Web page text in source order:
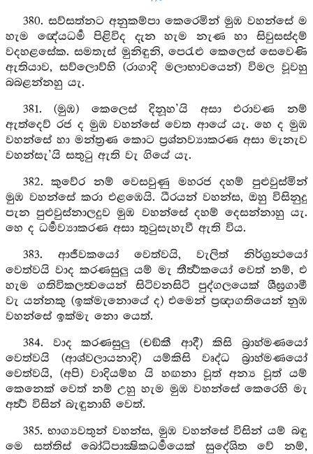
380. සව්සත්නට අනුකම්පා කෙරෙමින් මුඹ වහන්සේ ම
හැම ඥේයධර්‍ම පිළිවිද දැන හැම නැණ හා සිවුසස්දම්
වදහළසේක. සමතැස් මුනිඳුනි, පෙරැළු කෙලෙස් සෙවෙණි
ඇතියාව, සව්ලොව්හි (රාගාදි මලාභාවයෙන්) විමල වූවහු
බබළන්නහු යැ.
381. (මුඹ) කෙලෙස් දිනූහ’යි අසා එරාවණ නම්
ඇත්දෙව් රජ ද මුඹ වහන්සේ වෙත ආයේ යැ. හෙ ද මුඹ
වහන්සේ හා මන්ත්‍රණ කොට ප්‍රශ්නව්‍යාකරණ අසා මැනැව
වහන්සැ’යි සතුටු ඇති වැ ගියේ යැ.
382. කුවේර නම් වෙසවුණු මහරජ දහම් පුළුවුස්මින්
මුඹ වහන්සේ කරා එළඹෙයි. ධීරයන් වහන්ස, ඔහු විසිනුදු
පැන පුළුවුස්නාලදුව මුඹ වහන්සේ දහම් දෙසන්නාහු යැ.
හෙ ද ධර්‍මව්‍යාකරණ අසා තුටුසැහැවී ඇති විය.
383. ආජීවකයෝ වෙත්වයි, වැලිත් නිර්ග්‍රන්‍ථයෝ
වෙත්වයි වාද කරණසුලු යම් මැ තීර්‍ත්‍ථකයෝ වෙත් නම්, එ
හැම ගතිවිකලත්‍වයෙන් සිටිවනසිටි පුද්ගලයෙක් ශීඝ්‍රගාමී
වැ යන්නකු (ඉක්මැනොයේ ද) එමෙන් ප්‍රඥාගතියෙන් නුඹ
වහන්සේ ඉක්මැ නො යෙත්.
384. වාද කරණසුලු (චඞ්කී ආදී) කිසි බ්‍රාහ්මණයෝ
වෙත්වයි (ආශ්වලායනාදි) යම්කිසි වෘද්ධ බ්‍රාහ්මණයෝ
වෙත්වයි, (අපි) වාදියම්හ යි හඟනා වූත් අන්‍ය වූත් යම්
කෙනෙක් වෙත් නම් උහු හැම මුඹ වහන්සේ කෙරෙහි මැ
අර්‍ත්‍ථ විසින් බැඳුනාහි වෙත්.
385. භාග්‍යවතුන් වහන්ස, මුඹ වහන්සේ විසින් යම් බඳු
මෙ සත්තිස් බෝධිපාක්‍ෂිකධර්‍මයෙක් සුදේශිත වේ නම්,